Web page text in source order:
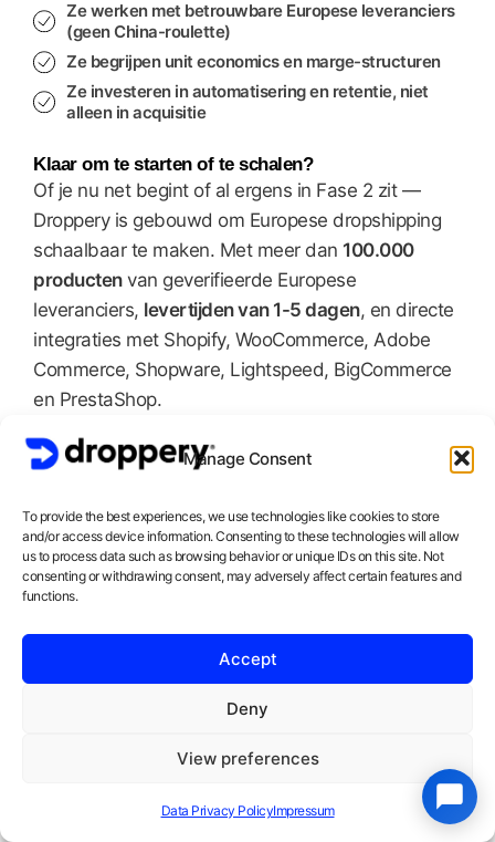
Manage Consent
To provide the best experiences, we use technologies like cookies to store
and/or access device information. Consenting to these technologies will allow
us to process data such as browsing behavior or unique IDs on this site. Not
consenting or withdrawing consent, may adversely affect certain features and
functions.
Accept
Deny
View preferences
Data Privacy PolicyImpressum
Ze werken met betrouwbare Europese leveranciers
(geen China-roulette)
Ze begrijpen unit economicsen marge-structuren
Ze investeren inautomatisering en retentie, niet
alleen in acquisitie
Klaar om te starten of te schalen?
Of je nu net begint of al ergens in Fase 2 zit —
Droppery is gebouwd om Europese dropshipping
schaalbaar te maken. Met meer dan 100.000
productenvan geverifieerde Europese
leveranciers, levertijden van 1-5 dagen, en directe
integraties met Shopify, WooCommerce, Adobe
Commerce, Shopware, Lightspeed, BigCommerce
en PrestaShop.
het grootste netwerk van Europese dropshipping-
👉Bekijk alle leveranciersintegratiesen zie welke
merken aansluiten bij jouw niche.
👉Ontdek Droppery Markets— het marketplace-
Over Droppery
geautomatiseerde dropshipping, opgericht in 2021
in Amsterdam door Marco Mulder en Robin van